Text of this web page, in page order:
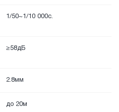
1/50~1/10 000с.
≥58дБ
2.8мм
до 20м